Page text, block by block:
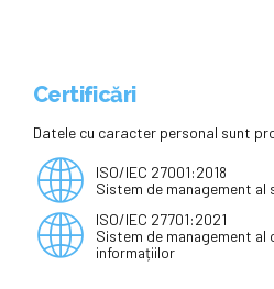
Certificări
Datele cu caracter personal sunt
ISO/IEC 27001:2018
Sistem de management
ISO/IEC 27701:2021
Sistem de management
informațiilor